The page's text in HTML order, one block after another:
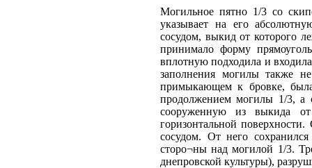
Могильное пятно 1/3 со
указывает на его
сосудом, выкид от которого
принимало форму
вплотную подходила и
заполнения могилы также
примыкающем к бровке,
продолжением могилы 1/3, а
сооруженную из выкида
горизонтальной
сосудом. От него
сторо¬ны над могилой 1/3.
днепровской культуры),